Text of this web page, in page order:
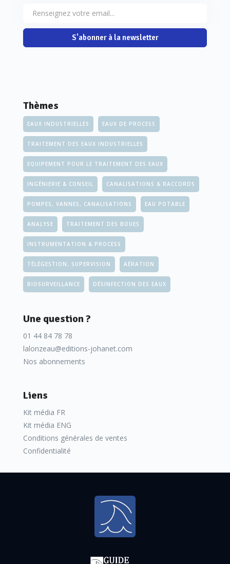
S'abonner à la newsletter
Thèmes
EAUX INDUSTRIELLES EAUX DE PROCESS
TRAITEMENT DES EAUX INDUSTRIELLES
EQUIPEMENT POUR LE TRAITEMENT DES EAUX
INGÉNIERIE & CONSEIL CANALISATIONS & RACCORDS
POMPES, VANNES, CANALISATIONS EAU POTABLE
ANALYSE TRAITEMENT DES BOUES
INSTRUMENTATION & PROCESS
TÉLÉGESTION, SUPERVISION AÉRATION
BIOSURVEILLANCE DÉSINFECTION DES EAUX
Une question ?
01 44 84 78 78
lalonzeau@editions-johanet.com
Nos abonnements
Liens
Kit média FR
Kit média ENG
Conditions générales de ventes
Confidentialité